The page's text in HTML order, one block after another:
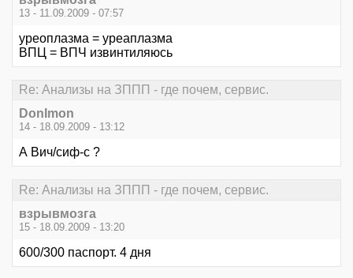
13 - 11.09.2009 - 07:57
уреоплазма = уреаплазма
ВПЦ = ВПЧ извинтиляюсь
Re: Анализы на ЗППП - где почем, сервис.
DonImon
14 - 18.09.2009 - 13:12
А Вич/сиф-с ?
Re: Анализы на ЗППП - где почем, сервис.
взрывмозга
15 - 18.09.2009 - 13:20
600/300 паспорт. 4 дня